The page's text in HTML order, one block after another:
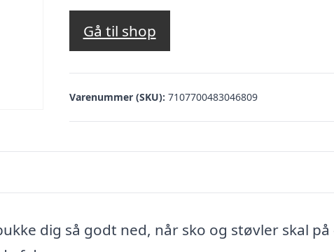
Gå til shop
Varenummer (SKU): 7107700483046809
dig så godt ned, når sko og støvler skal på